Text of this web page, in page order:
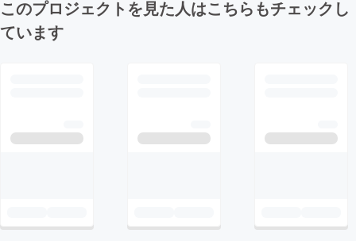
このプロジェクトを見た人はこちらもチェックし
ています